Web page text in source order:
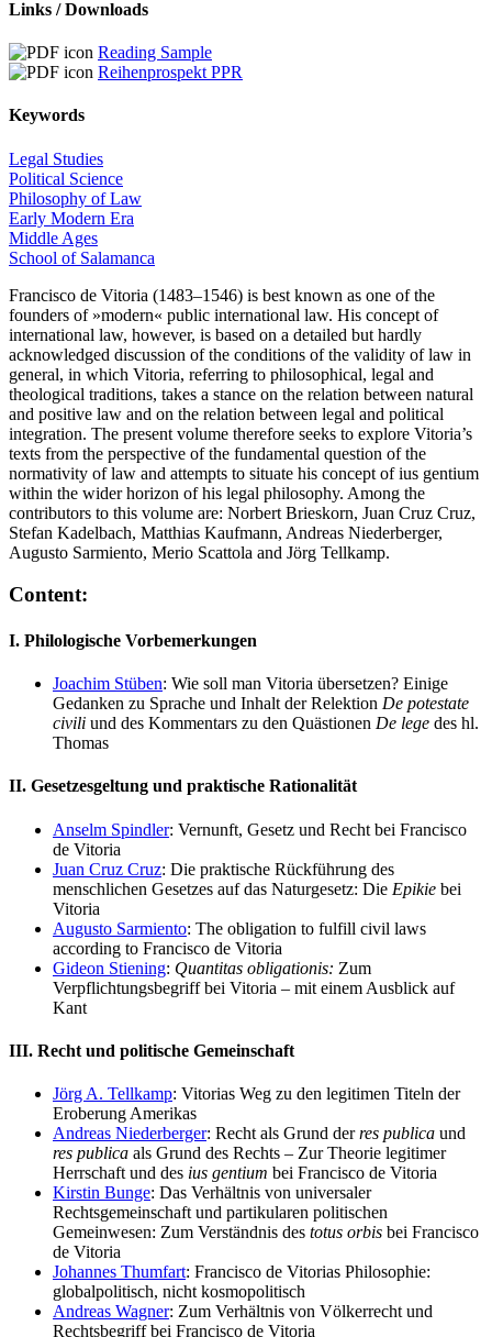
Links / Downloads
Reading Sample
Reihenprospekt PPR
Keywords
Legal Studies
Political Science
Philosophy of Law
Early Modern Era
Middle Ages
School of Salamanca
Francisco de Vitoria (1483–1546) is best known as one of the
founders of »modern« public international law. His concept of
international law, however, is based on a detailed but hardly
acknowledged discussion of the conditions of the validity of law in
general, in which Vitoria, referring to philosophical, legal and
theological traditions, takes a stance on the relation between natural
and positive law and on the relation between legal and political
integration. The present volume therefore seeks to explore Vitoria’s
texts from the perspective of the fundamental question of the
normativity of law and attempts to situate his concept of ius gentium
within the wider horizon of his legal philosophy. Among the
contributors to this volume are: Norbert Brieskorn, Juan Cruz Cruz,
Stefan Kadelbach, Matthias Kaufmann, Andreas Niederberger,
Augusto Sarmiento, Merio Scattola and Jörg Tellkamp.
Content:
I. Philologische Vorbemerkungen
Joachim Stüben: Wie soll man Vitoria übersetzen? Einige
Gedanken zu Sprache und Inhalt der Relektion De potestate
civili und des Kommentars zu den Quästionen De lege des hl.
Thomas
II. Gesetzesgeltung und praktische Rationalität
Anselm Spindler: Vernunft, Gesetz und Recht bei Francisco
de Vitoria
Juan Cruz Cruz: Die praktische Rückführung des
menschlichen Gesetzes auf das Naturgesetz: Die Epikie bei
Vitoria
Augusto Sarmiento: The obligation to fulfill civil laws
according to Francisco de Vitoria
Gideon Stiening: Quantitas obligationis: Zum
Verpflichtungsbegriff bei Vitoria – mit einem Ausblick auf
Kant
III. Recht und politische Gemeinschaft
Jörg A. Tellkamp: Vitorias Weg zu den legitimen Titeln der
Eroberung Amerikas
Andreas Niederberger: Recht als Grund derres publica und
res publica als Grund des Rechts – Zur Theorie legitimer
Herrschaft und des ius gentium bei Francisco de Vitoria
Kirstin Bunge: Das Verhältnis von universaler
Rechtsgemeinschaft und partikularen politischen
Gemeinwesen: Zum Verständnis des totus orbis bei Francisco
de Vitoria
Johannes Thumfart: Francisco de Vitorias Philosophie:
globalpolitisch, nicht kosmopolitisch
Andreas Wagner: Zum Verhältnis von Völkerrecht und
Rechtsbegriff bei Francisco de Vitoria